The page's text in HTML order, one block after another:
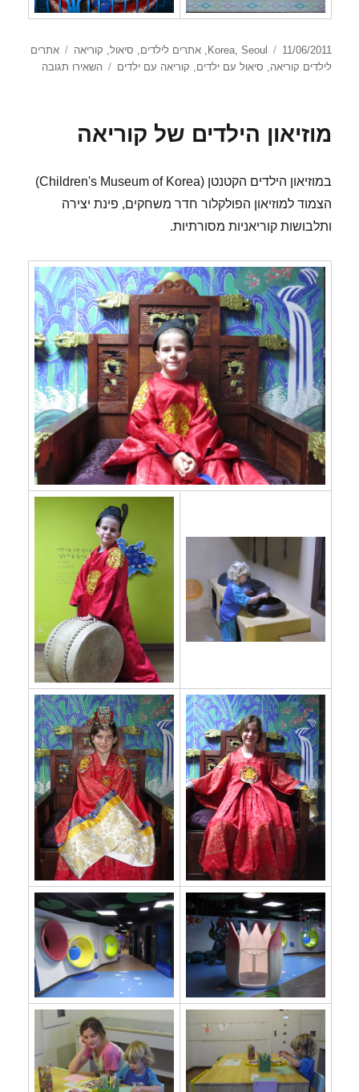
פורסם
בתאריך
11/06/2011 קטגוריותKorea, Seoul
,אתרים לילדים, סיאול, קוריאה תגיות
אתרים
לילדים קוריאה, סיאול עם ילדים, קוריאה עם ילדים השאירו תגובה
מוזיאון הילדים של קוריאה
במוזיאון הילדים הקטנטן (Children's Museum of Korea)
הצמוד למוזיאון הפולקלור חדר משחקים, פינת יצירה
ותלבושות קוריאניות מסורתיות.